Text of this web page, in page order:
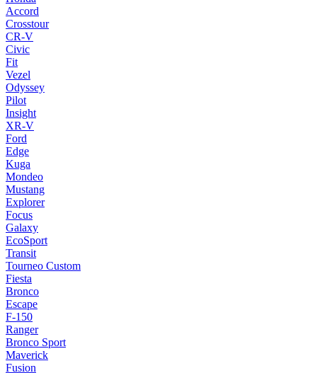
Accord
Crosstour
CR-V
Civic
Fit
Vezel
Odyssey
Pilot
Insight
XR-V
Ford
Edge
Kuga
Mondeo
Mustang
Explorer
Focus
Galaxy
EcoSport
Transit
Tourneo Custom
Fiesta
Bronco
Escape
F-150
Ranger
Bronco Sport
Maverick
Fusion